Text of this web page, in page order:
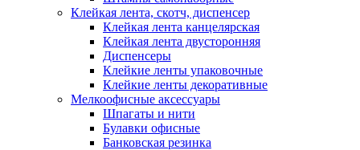
Клейкая лента, скотч, диспенсер
Клейкая лента канцелярская
Клейкая лента двусторонняя
Диспенсеры
Клейкие ленты упаковочные
Клейкие ленты декоративные
Мелкоофисные аксессуары
Шпагаты и нити
Булавки офисные
Банковская резинка